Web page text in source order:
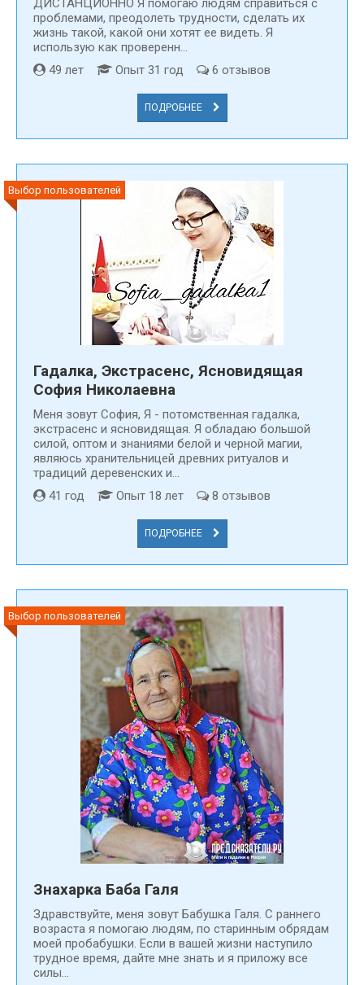
ДИСТАНЦИОННО Я помогаю людям справиться с
проблемами, преодолеть трудности, сделать их
жизнь такой, какой они хотят ее видеть. Я
использую как проверенн...
49 лет
Опыт 31 год 6 отзывов
ПОДРОБНЕЕ
Выбор пользователей
Гадалка, Экстрасенс, Ясновидящая
София Николаевна
Меня зовут Cофия, Я - потомственная гадалка,
экстрасенс и ясновидящая. Я обладаю большой
силой, оптом и знаниями белой и черной магии,
являюсь хранительницей древних ритуалов и
традиций деревенских и...
41 год
Опыт 18 лет 8 отзывов
ПОДРОБНЕЕ
Выбор пользователей
Знахарка Баба Галя
Здравствуйте, меня зовут Бабушка Галя. С раннего
возраста я помогаю людям, по старинным обрядам
моей пробабушки. Если в вашей жизни наступило
трудное время, дайте мне знать и я приложу все
силы...